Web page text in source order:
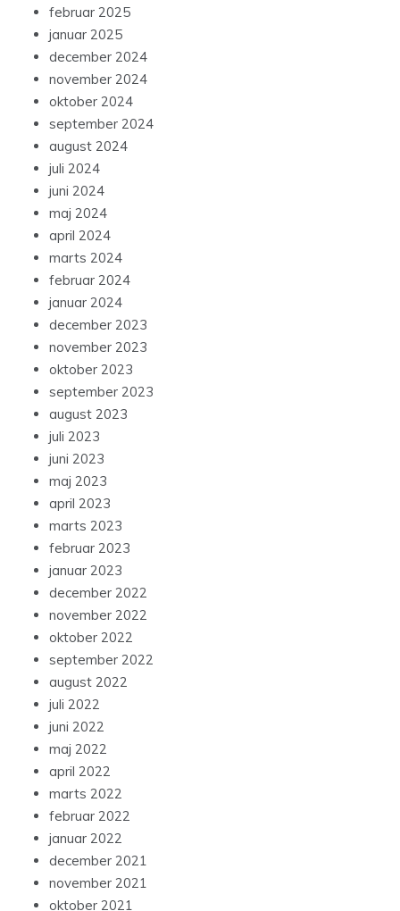
februar 2025
januar 2025
december 2024
november 2024
oktober 2024
september 2024
august 2024
juli 2024
juni 2024
maj 2024
april 2024
marts 2024
februar 2024
januar 2024
december 2023
november 2023
oktober 2023
september 2023
august 2023
juli 2023
juni 2023
maj 2023
april 2023
marts 2023
februar 2023
januar 2023
december 2022
november 2022
oktober 2022
september 2022
august 2022
juli 2022
juni 2022
maj 2022
april 2022
marts 2022
februar 2022
januar 2022
december 2021
november 2021
oktober 2021